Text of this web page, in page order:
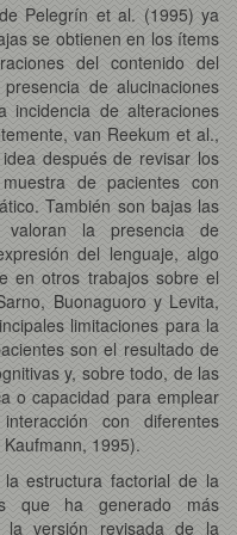
Pelegrín et al. (1995) ya
se obtienen en los ítems
del contenido del
de alucinaciones
de alteraciones
van Reekum et al.,
después de revisar los
de pacientes con
También son bajas las
la presencia de
del lenguaje, algo
en otros trabajos sobre el
Buonaguoro y Levita,
limitaciones para la
son el resultado de
y, sobre todo, de las
o capacidad para emplear
con diferentes
1995).
estructura factorial de la
que ha generado más
la versión revisada de la